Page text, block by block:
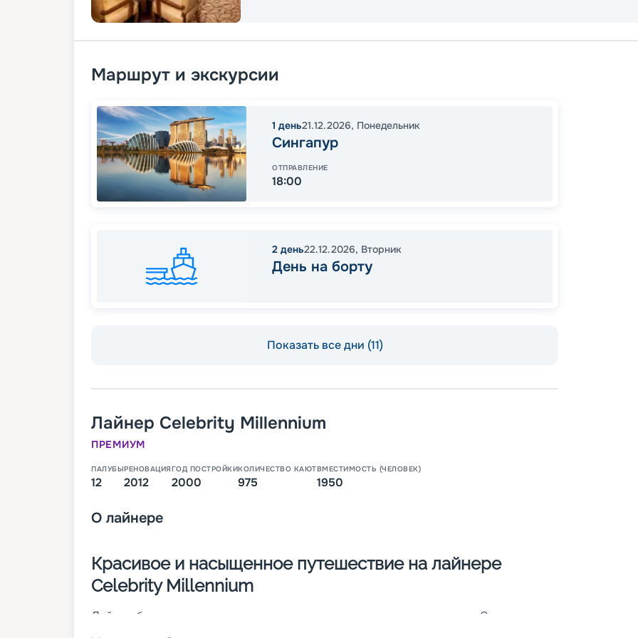
Маршрут и экскурсии
1 день21.12.2026, Понедельник
Сингапур
ОТПРАВЛЕНИЕ
18:00
2 день22.12.2026, Вторник
День на борту
Показать все дни (11)
Лайнер Celebrity Millennium
ПРЕМИУМ
ПАЛУБЫ
12
РЕНОВАЦИЯ
2012
ГОД ПОСТРОЙКИ
2000
КОЛИЧЕСТВО КАЮТ
975
ВМЕСТИМОСТЬ (ЧЕЛОВЕК)
1950
О лайнере
Красивое и насыщенное путешествие на лайнере
Celebrity Millennium
Лайнер был построен в 2000 году, а уже в 2019-м прошел реновацию. Судно класса